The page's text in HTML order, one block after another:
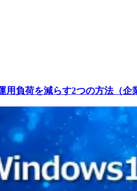
負荷を減らす2つの方法（企